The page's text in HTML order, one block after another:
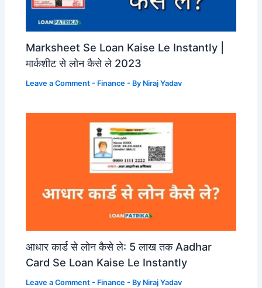
Marksheet Se Loan Kaise Le Instantly |
मार्कशीट से लोन कैसे ले 2023
Leave a Comment - Finance - By Niraj Yadav
आधार कार्ड से लोन कैसे ले: 5 लाख तक Aadhar
Card Se Loan Kaise Le Instantly
Leave a Comment - Finance - By Niraj Yadav